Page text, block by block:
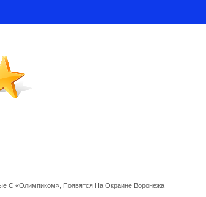
С «Олимпиком», Появятся На Окраине Воронежа